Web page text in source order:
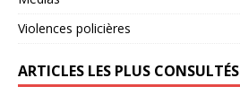
Violences policières
ARTICLES LES PLUS CONSULTÉS